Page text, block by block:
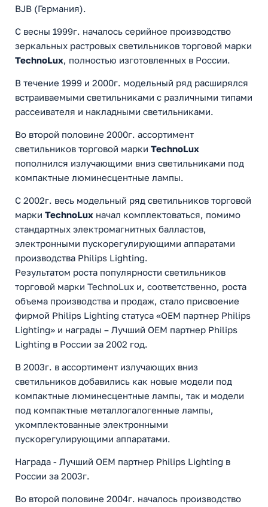
BJB (Германия).
С весны 1999г. началось серийное производство
зеркальных растровых светильников торговой марки
TechnoLux, полностью изготовленных в России.
В течение 1999 и 2000г. модельный ряд расширялся
встраиваемыми светильниками с различными типами
рассеивателя и накладными светильниками.
Во второй половине 2000г. ассортимент
светильников торговой марки TechnoLux
пополнился излучающими вниз светильниками под
компактные люминесцентные лампы.
С 2002г. весь модельный ряд светильников торговой
марки TechnoLux начал комплектоваться, помимо
стандартных электромагнитных балластов,
электронными пускорегулирующими аппаратами
производства Philips Lighting.
Результатом роста популярности светильников
торговой марки TechnoLux и, соответственно, роста
объема производства и продаж, стало присвоение
фирмой Philips Lighting статуса «OEM партнер Philips
Lighting» и награды – Лучший OEM партнер Philips
Lighting в России за 2002 год.
В 2003г. в ассортимент излучающих вниз
светильников добавились как новые модели под
компактные люминесцентные лампы, так и модели
под компактные металлогалогенные лампы,
укомплектованные электронными
пускорегулирующими аппаратами.
Награда - Лучший OEM партнер Philips Lighting в
России за 2003г.
Во второй половине 2004г. началось производство